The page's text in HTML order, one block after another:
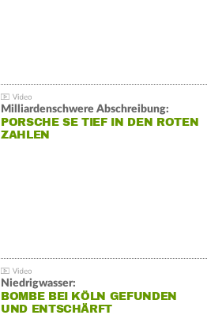
Milliardenschwere Abschreibung:
PORSCHE SE TIEF IN DEN ROTEN
ZAHLEN
Niedrigwasser:
BOMBE BEI KÖLN GEFUNDEN
UND ENTSCHÄRFT